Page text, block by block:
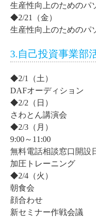
生産性向上のためのパ
◆2/21（金）
生産性向上のためのパ
3.自己投資事業部
◆2/1（土）
DAFオーディション
◆2/2（日）
さわとん講演会
◆2/3（月）
9:00～11:00
無料電話相談窓口開設
加圧トレーニング
◆2/4（火）
朝食会
顔合わせ
新セミナー作戦会議